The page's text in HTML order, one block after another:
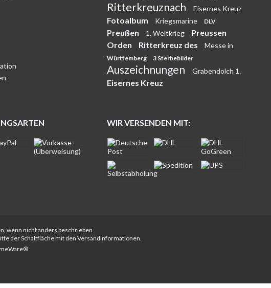
Ritterkreuznach Eisernes Kreuz
Fotoalbum Kriegsmarine DLV
Preußen 1. Weltkrieg
Preussen
Orden
Ritterkreuz des Messe in
Württemberg 3 Sterbebilder
Auszeichnungen Grabendolch 1.
Eisernes Kreuz
WIR VERSENDEN MIT:
, wenn nicht anders beschrieben.
der Schaltfläche mit den Versandinformationen.